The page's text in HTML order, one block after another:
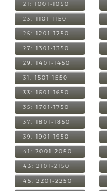
21: 1001-1050
23: 1101-1150
25: 1201-1250
27: 1301-1350
29: 1401-1450
31: 1501-1550
33: 1601-1650
35: 1701-1750
37: 1801-1850
39: 1901-1950
41: 2001-2050
43: 2101-2150
45: 2201-2250